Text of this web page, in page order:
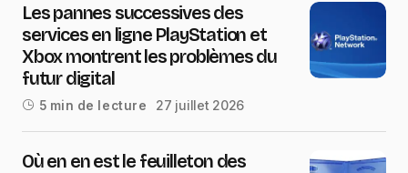
Les pannes successives des
services en ligne PlayStation et
Xbox montrent les problèmes du
futur digital
5 min de lecture 27 juillet 2026
Où en en est le feuilleton des